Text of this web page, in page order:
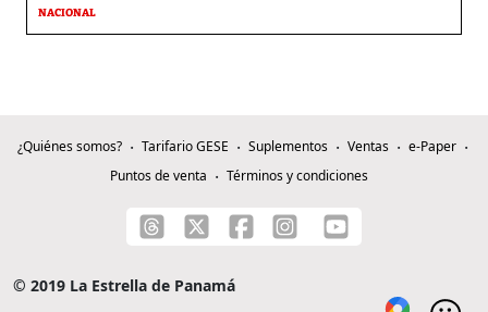
NACIONAL
¿Quiénes somos? Tarifario GESE Suplementos Ventas
e-Paper
Puntos de venta
Términos y condiciones
© 2019 La Estrella de Panamá